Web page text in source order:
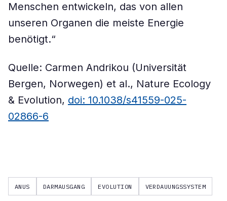
Menschen entwickeln, das von allen
unseren Organen die meiste Energie
benötigt.“
Quelle: Carmen Andrikou (Universität
Bergen, Norwegen) et al., Nature Ecology
& Evolution, doi: 10.1038/s41559-025-
02866-6
ANUS DARMAUSGANG EVOLUTION VERDAUUNGSSYSTEM